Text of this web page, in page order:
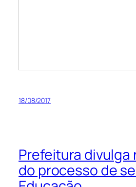
18/08/2017
Prefeitura divulga
do processo de